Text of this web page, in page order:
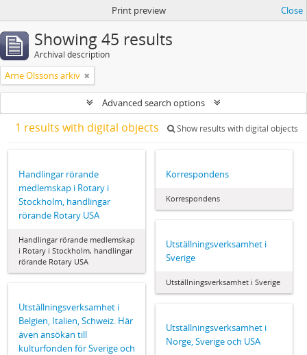
Print preview Close
Showing 45 results
Archival description
Arne Olssons arkiv
Advanced search options
1 results with digital objects Show results with digital objects
Handlingar rörande
medlemskap i Rotary i
Stockholm, handlingar
rörande Rotary USA
Handlingar rörande medlemskap
i Rotary i Stockholm, handlingar
rörande Rotary USA
Korrespondens
Korrespondens
Utställningsverksamhet i
Sverige
Utställningsverksamhet i Sverige
Utställningsverksamhet i
Belgien, Italien, Schweiz. Här
även ansökan till
kulturfonden för Sverige och
Utställningsverksamhet i
Norge, Sverige och USA